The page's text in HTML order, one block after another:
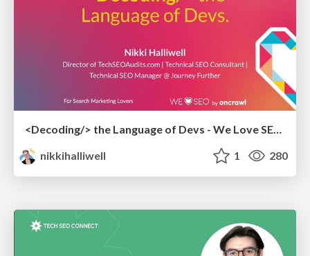
<Decoding/> the Language of Devs - We Love SEO 2024
nikkihalliwell
1 280